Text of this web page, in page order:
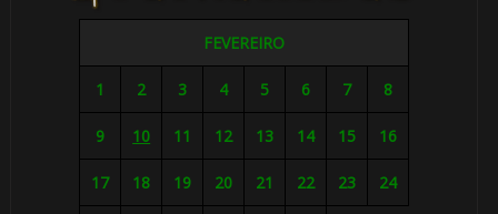
FEVEREIRO
1 2 3 4 5 6 7 8
9 10 11 12 13 14 15 16
17 18 19 20 21 22 23 24